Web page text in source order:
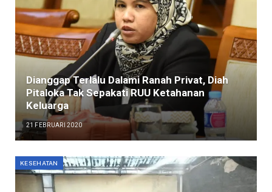
Dianggap Terlalu Dalami Ranah Privat, Diah
Pitaloka Tak Sepakati RUU Ketahanan
Keluarga
21 FEBRUARI 2020
KESEHATAN